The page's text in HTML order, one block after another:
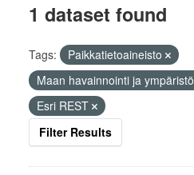
1 dataset found
Tags:
Paikkatietoaineisto
Maan havainnointi ja ympäristö
Esri REST
Filter Results